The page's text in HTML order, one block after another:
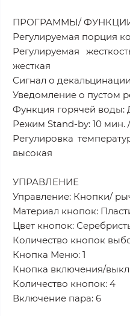
ПРОГРАММЫ/
Регулируемая порция
Регулируемая
жесткая
Сигнал о
Уведомление о пустом
Функция горячей воды:
Режим Stand-by: 10 мин.
Регулировка
высокая
УПРАВЛЕНИЕ
Управление: Кнопки/
Материал кнопок:
Цвет кнопок:
Количество кнопок
Кнопка Меню: 1
Кнопка включения/
Количество кнопок: 4
Включение пара: 6